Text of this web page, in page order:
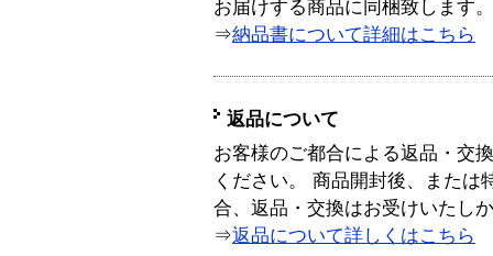
お届けする商品に同梱致します。
⇒納品書について詳細はこちら
返品について
お客様のご都合による返品・交
ください。 商品開封後、または
合、返品・交換はお受けいたし
⇒返品について詳しくはこちら